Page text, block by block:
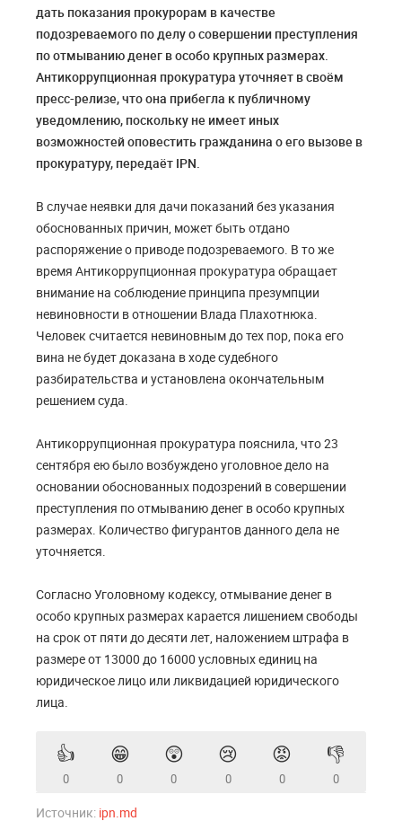
дать показания прокурорам в качестве
подозреваемого по делу о совершении преступления
по отмыванию денег в особо крупных размерах.
Антикоррупционная прокуратура уточняет в своём
пресс-релизе, что она прибегла к публичному
уведомлению, поскольку не имеет иных
возможностей оповестить гражданина о его вызове в
прокуратуру, передаёт IPN.
В случае неявки для дачи показаний без указания
обоснованных причин, может быть отдано
распоряжение о приводе подозреваемого. В то же
время Антикоррупционная прокуратура обращает
внимание на соблюдение принципа презумпции
невиновности в отношении Влада Плахотнюка.
Человек считается невиновным до тех пор, пока его
вина не будет доказана в ходе судебного
разбирательства и установлена окончательным
решением суда.
Антикоррупционная прокуратура пояснила, что 23
сентября ею было возбуждено уголовное дело на
основании обоснованных подозрений в совершении
преступления по отмыванию денег в особо крупных
размерах. Количество фигурантов данного дела не
уточняется.
Согласно Уголовному кодексу, отмывание денег в
особо крупных размерах карается лишением свободы
на срок от пяти до десяти лет, наложением штрафа в
размере от 13000 до 16000 условных единиц на
юридическое лицо или ликвидацией юридического
лица.
👍
0
😁
0
😲
0
😢
0
😡
0
👎
0
Источник: ipn.md